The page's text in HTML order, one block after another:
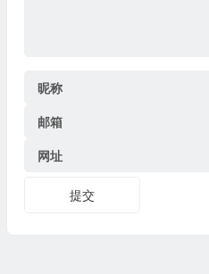
昵称
邮箱
网址
提交